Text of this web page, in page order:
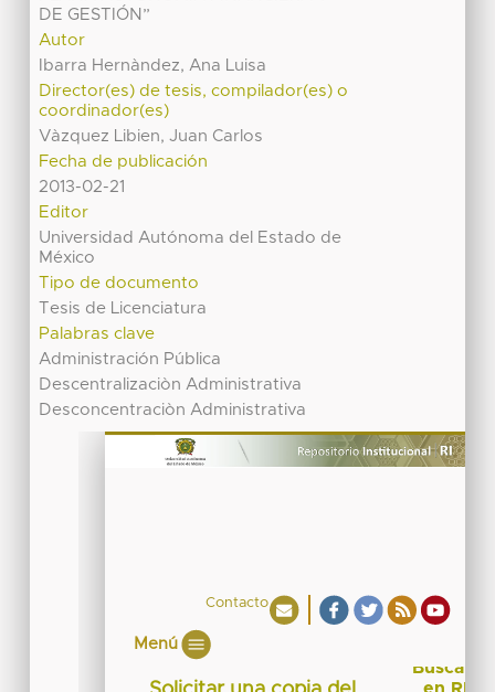
DE GESTIÓN”
Autor
Ibarra Hernàndez, Ana Luisa
Director(es) de tesis, compilador(es) o
coordinador(es)
Vàzquez Libien, Juan Carlos
Fecha de publicación
2013-02-21
Editor
Universidad Autónoma del Estado de
México
Tipo de documento
Tesis de Licenciatura
Palabras clave
Administración Pública
Descentralizaciòn Administrativa
Desconcentraciòn Administrativa